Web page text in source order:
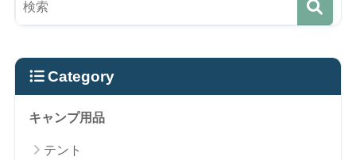
Category
キャンプ用品
テント